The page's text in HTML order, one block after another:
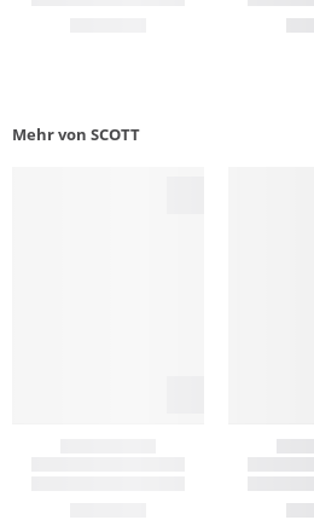
Mehr von SCOTT